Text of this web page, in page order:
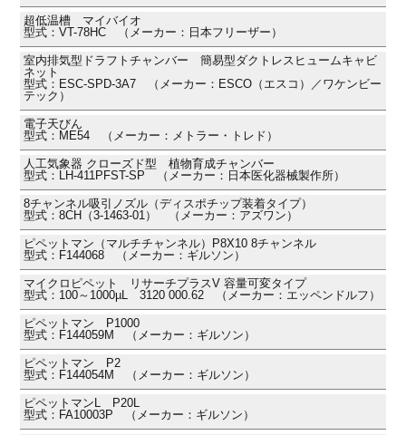
超低温槽 マイバイオ
型式：VT-78HC （メーカー：日本フリーザー）
室内排気型ドラフトチャンバー 簡易型ダクトレスヒュームキャビ
ネット
型式：ESC-SPD-3A7 （メーカー：ESCO（エスコ）／ワケンビー
テック）
電子天びん
型式：ME54 （メーカー：メトラー・トレド）
人工気象器 クローズド型 植物育成チャンバー
型式：LH-411PFST-SP （メーカー：日本医化器械製作所）
8チャンネル吸引ノズル（ディスポチップ装着タイプ）
型式：8CH（3-1463-01） （メーカー：アズワン）
ピペットマン（マルチチャンネル）P8X10 8チャンネル
型式：F144068 （メーカー：ギルソン）
マイクロピペット リサーチプラスV 容量可変タイプ
型式：100～1000µL 3120 000.62 （メーカー：エッペンドルフ）
ピペットマン P1000
型式：F144059M （メーカー：ギルソン）
ピペットマン P2
型式：F144054M （メーカー：ギルソン）
ピペットマンL P20L
型式：FA10003P （メーカー：ギルソン）